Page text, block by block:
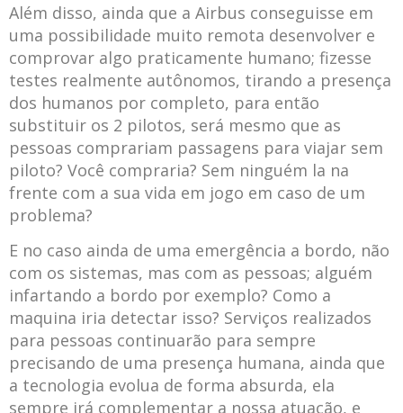
Além disso, ainda que a Airbus conseguisse em
uma possibilidade muito remota desenvolver e
comprovar algo praticamente humano; fizesse
testes realmente autônomos, tirando a presença
dos humanos por completo, para então
substituir os 2 pilotos, será mesmo que as
pessoas comprariam passagens para viajar sem
piloto? Você compraria? Sem ninguém la na
frente com a sua vida em jogo em caso de um
problema?
E no caso ainda de uma emergência a bordo, não
com os sistemas, mas com as pessoas; alguém
infartando a bordo por exemplo? Como a
maquina iria detectar isso? Serviços realizados
para pessoas continuarão para sempre
precisando de uma presença humana, ainda que
a tecnologia evolua de forma absurda, ela
sempre irá complementar a nossa atuação, e